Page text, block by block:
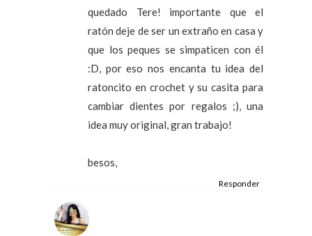
quedado Tere! importante que el
ratón deje de ser un extraño en casa y
que los peques se simpaticen con él
:D, por eso nos encanta tu idea del
ratoncito en crochet y su casita para
cambiar dientes por regalos ;), una
idea muy original, gran trabajo!
besos,
Responder